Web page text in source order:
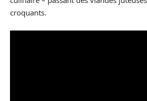
croquants.